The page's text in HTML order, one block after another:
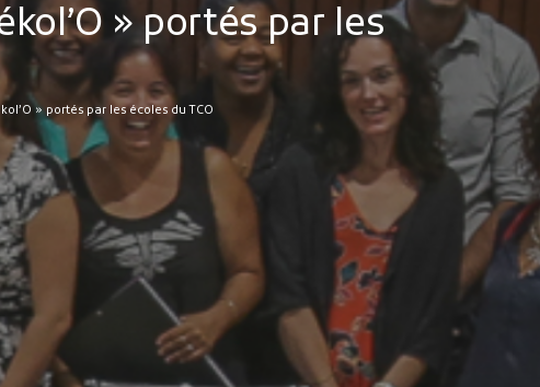
» portés par les
» portés par les écoles du TCO